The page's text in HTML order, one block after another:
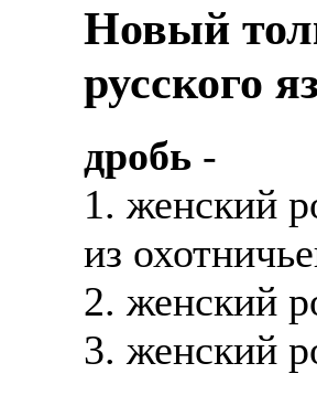
Новый
русского
дробь -
1. женский
из
2. женский
3. женский